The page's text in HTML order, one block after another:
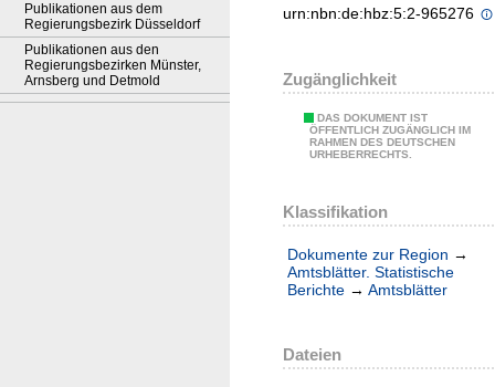
Publikationen aus dem
Regierungsbezirk Düsseldorf
Publikationen aus den
Regierungsbezirken Münster,
Arnsberg und Detmold
urn:nbn:de:hbz:5:2-965276
Zugänglichkeit
DAS DOKUMENT IST
ÖFFENTLICH ZUGÄNGLICH IM
RAHMEN DES DEUTSCHEN
URHEBERRECHTS.
Klassifikation
Dokumente zur Region →
Amtsblätter. Statistische
Berichte → Amtsblätter
Dateien